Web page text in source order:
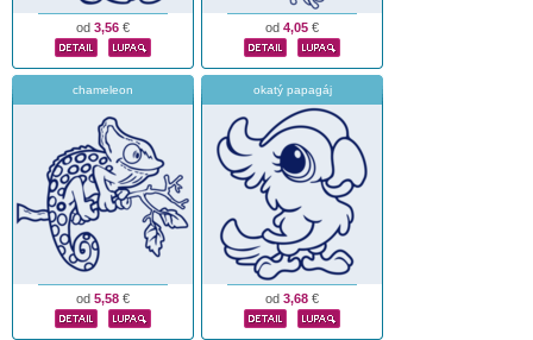
od 3,56 € od 4,05 €
chameleon
od 5,58 €
okatý papagáj
od 3,68 €